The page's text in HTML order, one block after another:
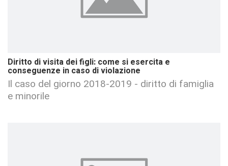
Diritto di visita dei figli: come si esercita e
conseguenze in caso di violazione
Il caso del giorno 2018-2019 - diritto di famiglia
e minorile